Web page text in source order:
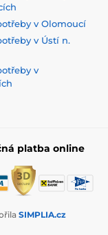
v Olomoucí
v Ústí n.
v
platba online
SIMPLIA.cz